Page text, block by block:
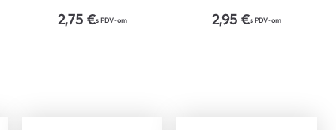
2,75 €s PDV-om 2,95 €s PDV-om